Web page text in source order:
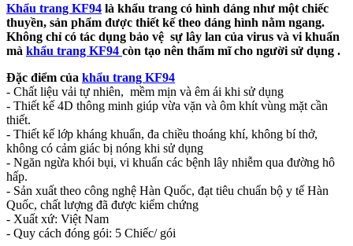
Khẩu trang KF94 là khẩu trang có hình dáng như một chiếc
thuyền, sản phẩm được thiết kế theo dáng hình nằm ngang.
Không chỉ có tác dụng bảo vệ sự lây lan của virus và vi khuẩn
mà khẩu trang KF94 còn tạo nên thẩm mĩ cho người sử dụng .
Đặc điểm của khẩu trang KF94
- Chất liệu vải tự nhiên, mềm mịn và êm ái khi sử dụng
- Thiết kế 4D thông minh giúp vừa vặn và ôm khít vùng mặt cần
thiết.
- Thiết kế lớp kháng khuẩn, đa chiều thoáng khí, không bí thở,
không có cảm giác bị nóng khi sử dụng
- Ngăn ngừa khói bụi, vi khuẩn các bệnh lây nhiễm qua đường hô
hấp.
- Sản xuất theo công nghệ Hàn Quốc, đạt tiêu chuẩn bộ y tế Hàn
Quốc, chất lượng đã được kiểm chứng
- Xuất xứ: Việt Nam
- Quy cách đóng gói: 5 Chiếc/ gói